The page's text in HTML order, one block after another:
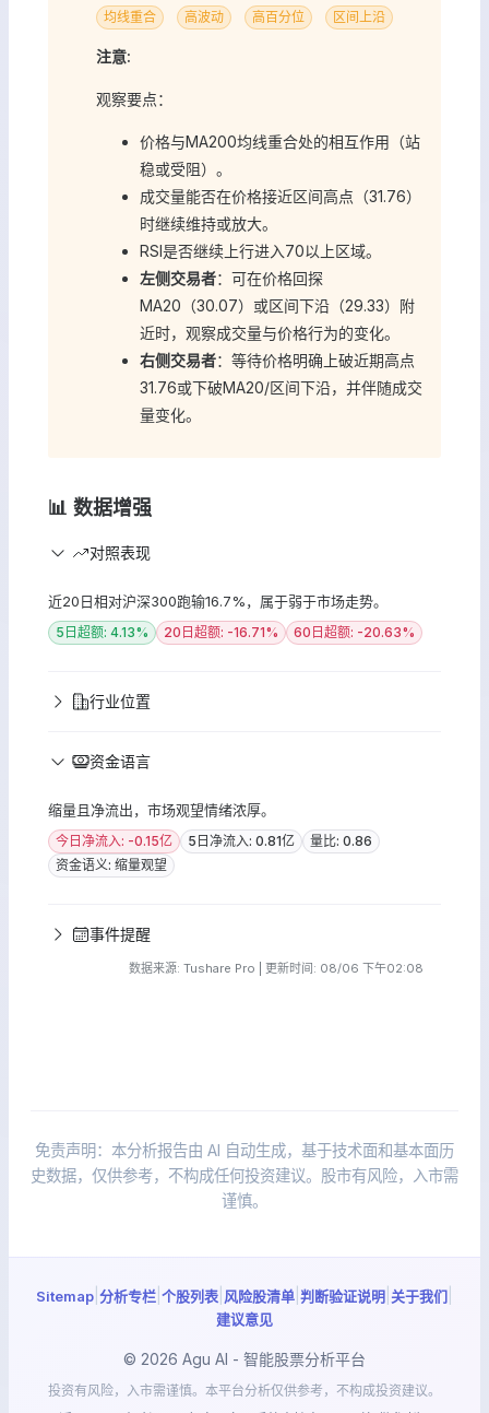
均线重合 高波动 高百分位 区间上沿
注意:
观察要点：
价格与MA200均线重合处的相互作用（站
稳或受阻）。
成交量能否在价格接近区间高点（31.76）
时继续维持或放大。
RSI是否继续上行进入70以上区域。
左侧交易者：可在价格回探
MA20（30.07）或区间下沿（29.33）附
近时，观察成交量与价格行为的变化。
右侧交易者：等待价格明确上破近期高点
31.76或下破MA20/区间下沿，并伴随成交
量变化。
📊 数据增强
对照表现
近20日相对沪深300跑输16.7%，属于弱于市场走势。
5日超额: 4.13% 20日超额: -16.71% 60日超额: -20.63%
行业位置
资金语言
缩量且净流出，市场观望情绪浓厚。
今日净流入: -0.15亿 5日净流入: 0.81亿
量比: 0.86
资金语义: 缩量观望
事件提醒
数据来源: Tushare Pro | 更新时间: 08/06 下午02:08
免责声明：本分析报告由 AI 自动生成，基于技术面和基本面历
史数据，仅供参考，不构成任何投资建议。股市有风险，入市需
谨慎。
Sitemap 分析专栏 个股列表 风险股清单 判断验证说明 关于我们
建议意见
© 2026 Agu AI - 智能股票分析平台
投资有风险，入市需谨慎。本平台分析仅供参考，不构成投资建议。